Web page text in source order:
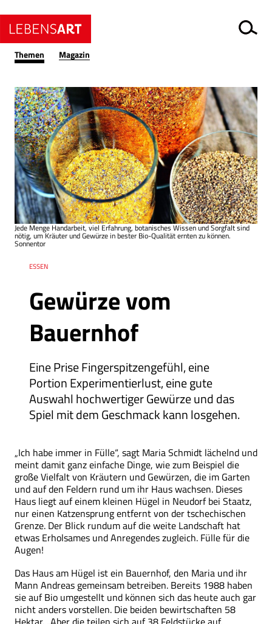
Themen Magazin
Gewürze vom
Bauernhof
Eine Prise Fingerspitzengefühl, eine
Portion Experimentierlust, eine gute
Auswahl hochwertiger Gewürze und das
Spiel mit dem Geschmack kann losgehen.
RessortESSEN
Jede Menge Handarbeit, viel Erfahrung, botanisches Wissen und Sorgfalt sind
nötig, um Kräuter und Gewürze in bester Bio-Qualität ernten zu können.
Sonnentor
„Ich habe immer in Fülle“, sagt Maria Schmidt lächelnd und
meint damit ganz einfache Dinge, wie zum Beispiel die
große Vielfalt von Kräutern und Gewürzen, die im Garten
und auf den Feldern rund um ihr Haus wachsen. Dieses
Haus liegt auf einem kleinen Hügel in Neudorf bei Staatz,
nur einen Katzensprung entfernt von der tschechischen
Grenze. Der Blick rundum auf die weite Landschaft hat
etwas Erholsames und Anregendes zugleich. Fülle für die
Augen!
Das Haus am Hügel ist ein Bauernhof, den Maria und ihr
Mann Andreas gemeinsam betreiben. Bereits 1988 haben
sie auf Bio umgestellt und können sich das heute auch gar
nicht anders vorstellen. Die beiden bewirtschaften 58